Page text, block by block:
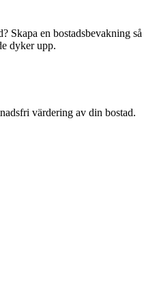
Skapa en bostadsbevakning så
dyker upp.
värdering av din bostad.